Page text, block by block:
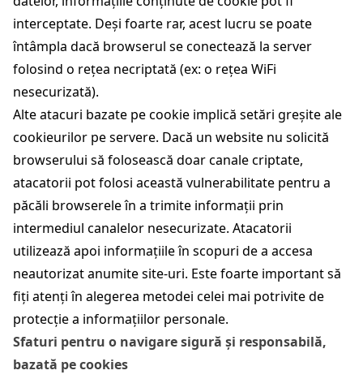
interceptate. Deși foarte rar, acest lucru se poate
întâmpla dacă browserul se conectează la server
folosind o rețea necriptată (ex: o rețea WiFi
nesecurizată).
Alte atacuri bazate pe cookie implică setări greșite ale
cookieurilor pe servere. Dacă un website nu solicită
browserului să folosească doar canale criptate,
atacatorii pot folosi această vulnerabilitate pentru a
păcăli browserele în a trimite informații prin
intermediul canalelor nesecurizate. Atacatorii
utilizează apoi informațiile în scopuri de a accesa
neautorizat anumite site-uri. Este foarte important să
fiți atenți în alegerea metodei celei mai potrivite de
protecție a informațiilor personale.
Sfaturi pentru o navigare sigură și responsabilă,
bazată pe cookies